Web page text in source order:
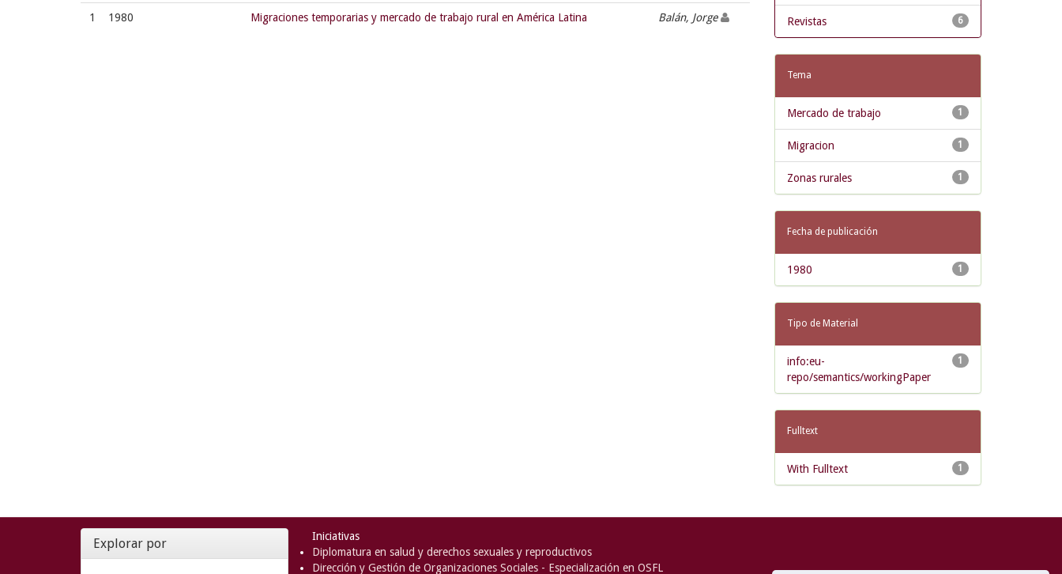
1 1980 Migraciones temporarias y mercado de trabajo rural en América Latina Balán, Jorge 6
Revistas
Tema
1
Mercado de trabajo
1
Migracion
1
Zonas rurales
Fecha de publicación
1
1980
Tipo de Material
1
info:eu-
repo/semantics/workingPaper
Fulltext
1
With Fulltext
Explorar por
Iniciativas
Diplomatura en salud y derechos sexuales y reproductivos
Dirección y Gestión de Organizaciones Sociales - Especialización en OSFL